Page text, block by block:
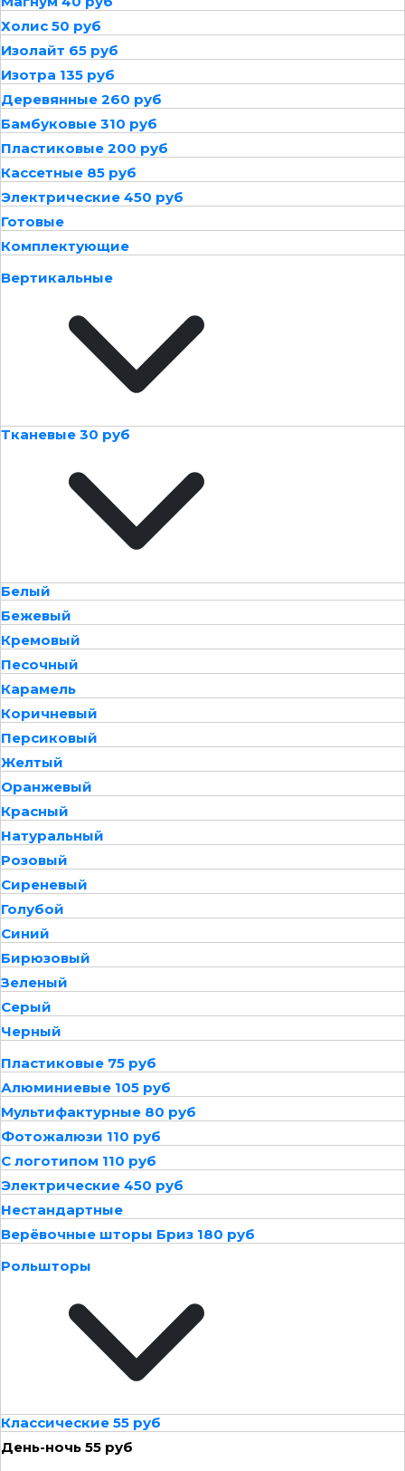
Холис 50 руб
Изолайт 65 руб
Изотра 135 руб
Деревянные 260 руб
Бамбуковые 310 руб
Пластиковые 200 руб
Кассетные 85 руб
Электрические 450 руб
Готовые
Комплектующие
Вертикальные
Тканевые 30 руб
Белый
Бежевый
Кремовый
Песочный
Карамель
Коричневый
Персиковый
Желтый
Оранжевый
Красный
Натуральный
Розовый
Сиреневый
Голубой
Синий
Бирюзовый
Зеленый
Серый
Черный
Пластиковые 75 руб
Алюминиевые 105 руб
Мультифактурные 80 руб
Фотожалюзи 110 руб
С логотипом 110 руб
Электрические 450 руб
Нестандартные
Верёвочные шторы Бриз 180 руб
Рольшторы
Классические 55 руб
День-ночь 55 руб